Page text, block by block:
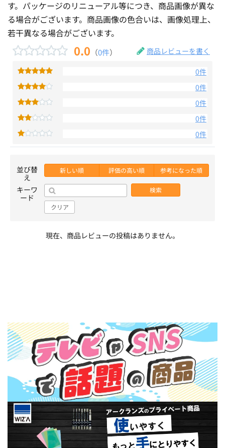
す。パッケージのリニューアル等につき、商品画像が異な
る場合がございます。商品画像の色合いは、画像処理上、
若干異なる場合がございます。
0.0 （0件） 商品レビューを書く
0件
0件
0件
0件
0件
並び替
え
新しい順 評価の高い順 参考になった順
キーワ
ード
検索
クリア
現在、商品レビューの投稿はありません。